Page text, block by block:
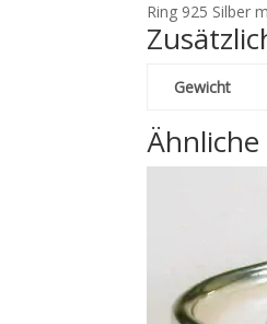
Ring 925 Silber
Gewicht